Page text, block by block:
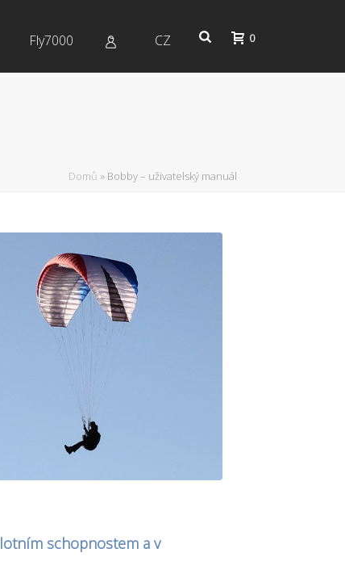
Fly7000 CZ 0
Domů » Bobby – uživatelský manuál
schopnostem a v